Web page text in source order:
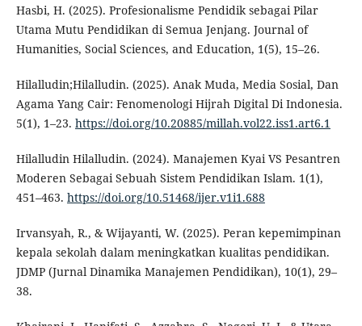
Hasbi, H. (2025). Profesionalisme Pendidik sebagai Pilar
Utama Mutu Pendidikan di Semua Jenjang. Journal of
Humanities, Social Sciences, and Education, 1(5), 15–26.
Hilalludin;Hilalludin. (2025). Anak Muda, Media Sosial, Dan
Agama Yang Cair: Fenomenologi Hijrah Digital Di Indonesia.
5(1), 1–23. https://doi.org/10.20885/millah.vol22.iss1.art6.1
Hilalludin Hilalludin. (2024). Manajemen Kyai VS Pesantren
Moderen Sebagai Sebuah Sistem Pendidikan Islam. 1(1),
451–463. https://doi.org/10.51468/ijer.v1i1.688
Irvansyah, R., & Wijayanti, W. (2025). Peran kepemimpinan
kepala sekolah dalam meningkatkan kualitas pendidikan.
JDMP (Jurnal Dinamika Manajemen Pendidikan), 10(1), 29–
38.